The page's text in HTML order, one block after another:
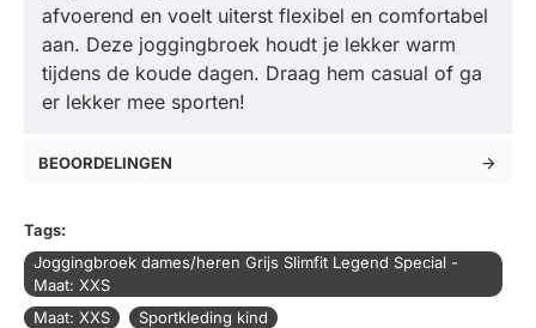
afvoerend en voelt uiterst flexibel en comfortabel
aan. Deze joggingbroek houdt je lekker warm
tijdens de koude dagen. Draag hem casual of ga
er lekker mee sporten!
BEOORDELINGEN
Tags:
Joggingbroek dames/heren Grijs Slimfit Legend Special -
Maat: XXS
Maat: XXS
Sportkleding kind